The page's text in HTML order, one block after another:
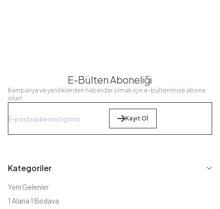
E-Bülten Aboneliği
Kampanya ve yeniliklerden haberdar olmak için e-bültenimize abone
olun!
Kayıt Ol
Kategoriler
Yeni Gelenler
1 Alana 1 Bedava